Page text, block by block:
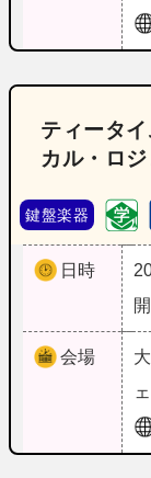
ティータ
カル・ロ
鍵盤楽器
日時
会場